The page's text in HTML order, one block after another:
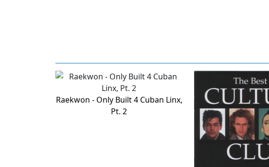
Raekwon - Only Built 4 Cuban Linx,
Pt. 2